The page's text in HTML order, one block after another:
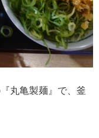
丸亀製麺』で、釜